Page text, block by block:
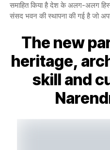
समाहित किया है देश के अलग-अलग
संसद भवन की स्थापना की गई है जो
The new
heritage,
skill and